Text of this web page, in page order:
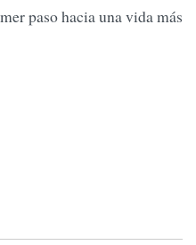
paso hacia una vida más